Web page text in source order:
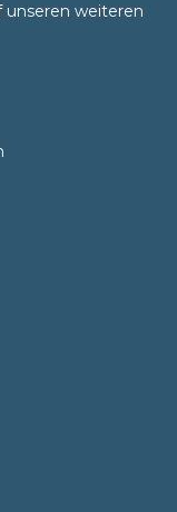
weiteren